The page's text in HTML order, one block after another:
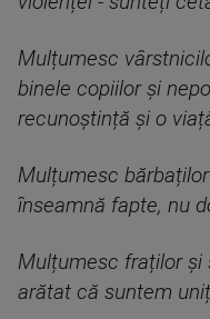
Mulțumesc
binele copiilor și
recunoștință și o
Mulțumesc
înseamnă fapte, nu
Mulțumesc fraților și
arătat că suntem